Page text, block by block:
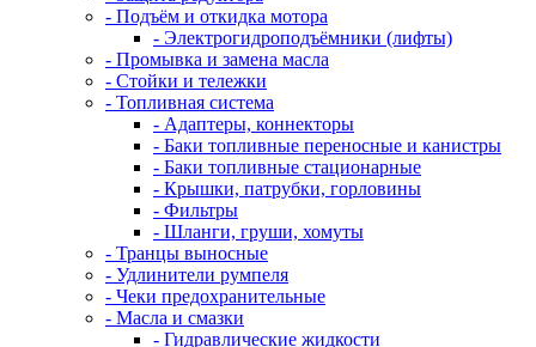
- Подъём и откидка мотора
- Электрогидроподъёмники (лифты)
- Промывка и замена масла
- Стойки и тележки
- Топливная система
- Адаптеры, коннекторы
- Баки топливные переносные и канистры
- Баки топливные стационарные
- Крышки, патрубки, горловины
- Фильтры
- Шланги, груши, хомуты
- Транцы выносные
- Удлинители румпеля
- Чеки предохранительные
- Масла и смазки
- Гидравлические жидкости